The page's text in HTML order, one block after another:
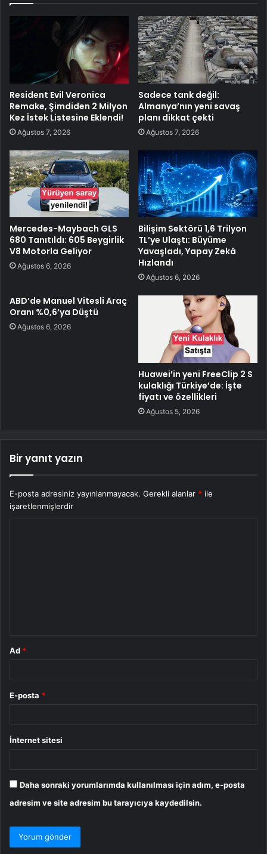
Resident Evil Veronica
Remake, Şimdiden 2 Milyon
Kez İstek Listesine Eklendi!
Ağustos 7, 2026
Sadece tank değil:
Almanya’nın yeni savaş
planı dikkat çekti
Ağustos 7, 2026
Mercedes-Maybach GLS
680 Tanıtıldı: 605 Beygirlik
V8 Motorla Geliyor
Ağustos 6, 2026
Bilişim Sektörü 1,6 Trilyon
TL’ye Ulaştı: Büyüme
Yavaşladı, Yapay Zekâ
Hızlandı
Ağustos 6, 2026
ABD’de Manuel Vitesli Araç
Oranı %0,6’ya Düştü
Ağustos 6, 2026
Huawei’in yeni FreeClip 2 S
kulaklığı Türkiye’de: İşte
fiyatı ve özellikleri
Ağustos 5, 2026
Bir yanıt yazın
E-posta adresiniz yayınlanmayacak. Gerekli alanlar * ile
işaretlenmişlerdir
Ad *
E-posta *
İnternet sitesi
Daha sonraki yorumlarımda kullanılması için adım, e-posta
adresim ve site adresim bu tarayıcıya kaydedilsin.